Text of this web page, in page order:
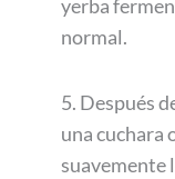
yerba
normal.
5. Después
una cuchara
suavemente